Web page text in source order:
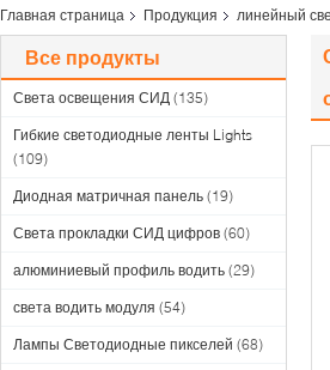
Главная страница Продукция линейный
Все продукты
Света освещения СИД (135)
Гибкие светодиодные ленты Lights
(109)
Диодная матричная панель (19)
Света прокладки СИД цифров (60)
алюминиевый профиль водить (29)
света водить модуля (54)
Лампы Светодиодные пикселей (68)